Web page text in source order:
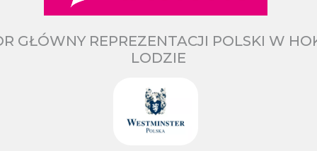
GŁÓWNY REPREZENTACJI POLSKI W
LODZIE